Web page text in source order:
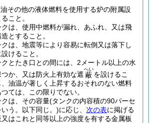
その他の液体燃料を使用する炉の附属設
こと。
は、使用中燃料が漏れ、あふれ、又は飛
とすること。
は、地震等により容易に転倒又は落下し
けること。
とたき口との間には、2メートル以上の水
か、又は防火上有効な遮 蔽
へい
を設けるこ
、油温が著しく上昇するおそれのない燃料
ては、この限りでない。
は、その容量(タンクの内容積の90パーセ
いう。以下同じ。)に応じ、 次の表に掲げる
はこれと同等以上の強度を有する金属板